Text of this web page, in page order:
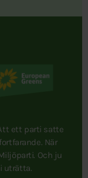
ett parti satte
När
Och ju
uträtta.